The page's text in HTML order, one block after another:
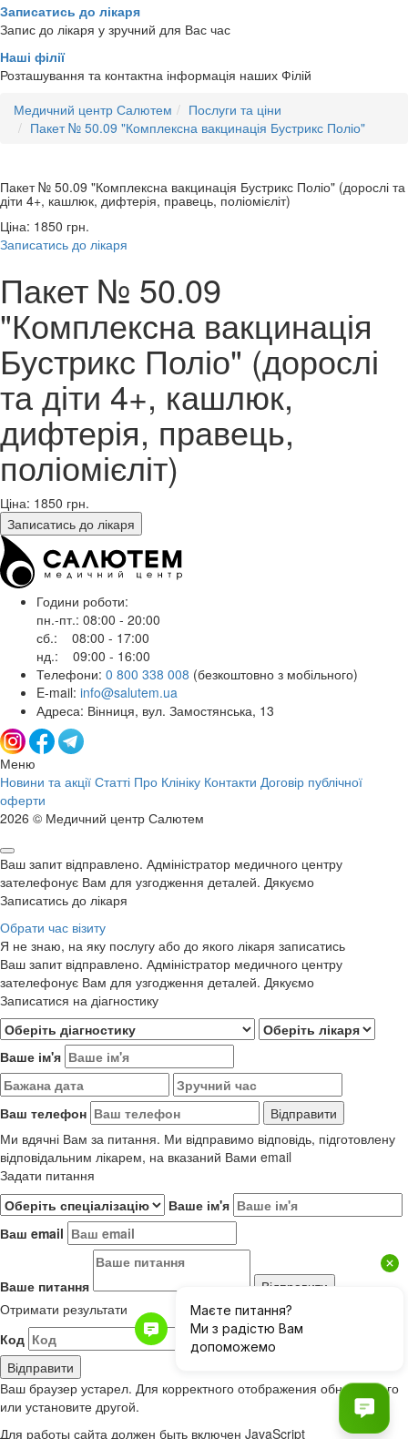
Записатись до лікаря
Запис до лікаря у зручний для Вас час
Наші філії
Розташування та контактна інформація наших Філій
Медичний центр Салютем
Послуги та ціни
Пакет № 50.09 "Комплексна вакцинація Бустрикс Поліо"
Пакет № 50.09 "Комплексна вакцинація Бустрикс Поліо" (дорослі та
діти 4+, кашлюк, дифтерія, правець, поліомієліт)
Ціна: 1850 грн.
Записатись до лікаря
Пакет № 50.09
"Комплексна вакцинація
Бустрикс Поліо" (дорослі
та діти 4+, кашлюк,
дифтерія, правець,
поліомієліт)
Ціна: 1850 грн.
Записатись до лікаря
Години роботи:
пн.-пт.: 08:00 - 20:00
сб.: 08:00 - 17:00
нд.: 09:00 - 16:00
Телефони: 0 800 338 008 (безкоштовно з мобільного)
E-mail: info@salutem.ua
Адреса: Вінниця, вул. Замостянська, 13
Меню
Новини та акції Статті Про Клініку Контакти Договір публічної
оферти
2026 © Медичний центр Салютем
Ваш запит відправлено. Адміністратор медичного центру
зателефонує Вам для узгодження деталей. Дякуємо
Записатись до лікаря
Обрати час візиту
Я не знаю, на яку послугу або до якого лікаря записатись
Ваш запит відправлено. Адміністратор медичного центру
зателефонує Вам для узгодження деталей. Дякуємо
Записатися на діагностику
Ваше ім'я
Ваш телефон
Ми вдячні Вам за питання. Ми відправимо відповідь, підготовлену
відповідальним лікарем, на вказаний Вами email
Задати питання
Ваше ім'я
Ваш email
Ваше питання
Отримати результати
Код
Результати до 01.06.2019
Ваш браузер устарел. Для корректного отображения обновите его
или установите другой.
Для работы сайта должен быть включен JavaScript